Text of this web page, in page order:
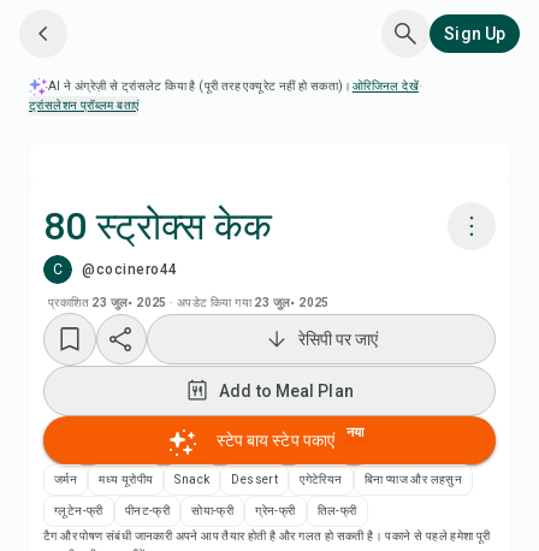
Sign Up
AI ने अंग्रेज़ी से ट्रांसलेट किया है (पूरी तरह एक्यूरेट नहीं हो सकता)। ओरिजिनल देखें·
ट्रांसलेशन प्रॉब्लम बताएं
80 स्ट्रोक्स केक
C @cocinero44
प्रकाशित 23 जुल॰ 2025 ·अपडेट किया गया 23 जुल॰ 2025
Add to Meal Plan
Add to Shopping List
रेसिपी नोट्स
रेसिपी प्रिंट करें
रेसिपी पर जाएं
Add to Meal Plan
स्टेप बाय स्टेप पकाएं नया
जर्मन मध्य यूरोपीय Snack Dessert एगेटेरियन बिना प्याज और लहसुन
ग्लूटेन-फ्री पीनट-फ्री सोया-फ्री ग्रेन-फ्री
तिल-फ्री
टैग और पोषण संबंधी जानकारी अपने आप तैयार होती है और गलत हो सकती है। पकाने से पहले हमेशा पूरी